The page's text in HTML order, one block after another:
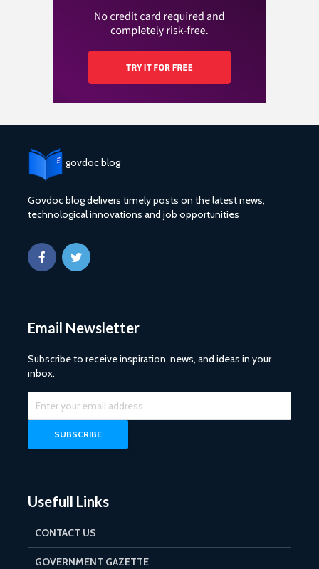
govdoc blog
Govdoc blog delivers timely posts on the latest news,
technological innovations and job opportunities
Email Newsletter
Subscribe to receive inspiration, news, and ideas in your
inbox.
Usefull Links
CONTACT US
GOVERNMENT GAZETTE